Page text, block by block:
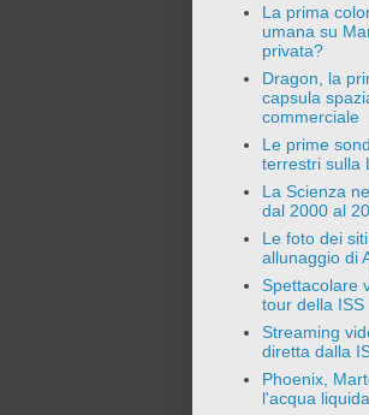
La prima
umana su
privata?
Dragon, la
capsula
commerciale
Le prime
terrestri sulla
La Scienza
dal 2000 al
Le foto dei
allunaggio di
Spettacolare
tour della ISS
Streaming
diretta dalla
Phoenix,
l'acqua liquida